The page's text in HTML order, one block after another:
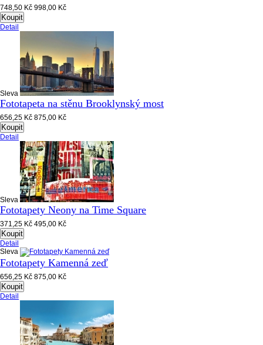
748,50 Kč 998,00 Kč
Koupit
Detail
Sleva
Fototapeta na stěnu Brooklynský most
656,25 Kč 875,00 Kč
Koupit
Detail
Sleva
Fototapety Neony na Time Square
371,25 Kč 495,00 Kč
Koupit
Detail
Sleva
Fototapety Kamenná zeď
656,25 Kč 875,00 Kč
Koupit
Detail